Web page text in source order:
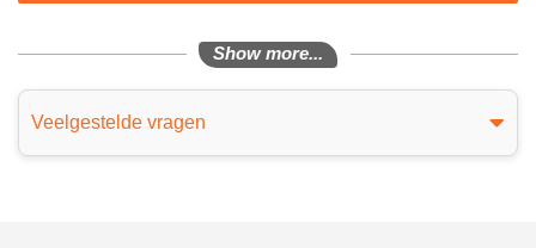
Show more...
Veelgestelde vragen